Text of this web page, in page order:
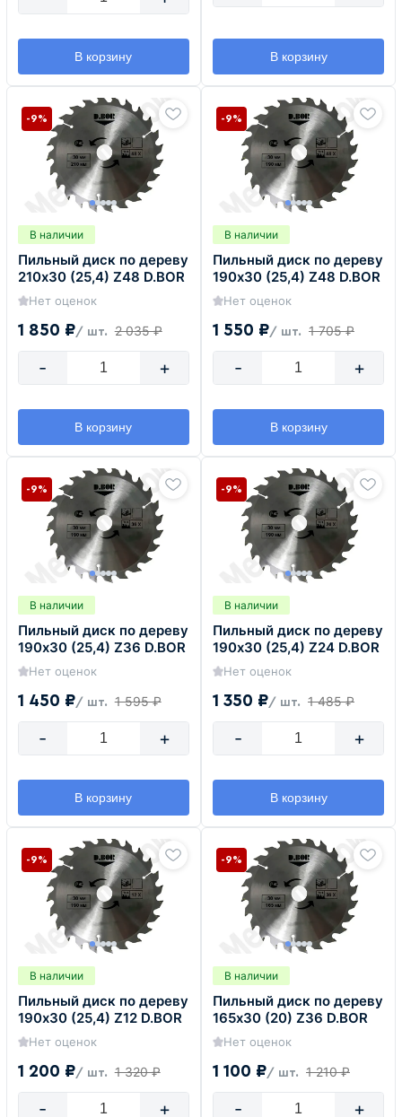
В корзину В корзину
В наличии
Пильный диск по дереву
210х30 (25,4) Z48 D.BOR
Нет оценок
1 850 ₽/ шт. 2 035 ₽
-9%
- +
В корзину
В наличии
Пильный диск по дереву
190х30 (25,4) Z48 D.BOR
Нет оценок
1 550 ₽/ шт. 1 705 ₽
-9%
- +
В корзину
В наличии
Пильный диск по дереву
190х30 (25,4) Z36 D.BOR
Нет оценок
1 450 ₽/ шт. 1 595 ₽
-9%
- +
В корзину
В наличии
Пильный диск по дереву
190х30 (25,4) Z24 D.BOR
Нет оценок
1 350 ₽/ шт. 1 485 ₽
-9%
- +
В корзину
В наличии
Пильный диск по дереву
190х30 (25,4) Z12 D.BOR
Нет оценок
1 200 ₽/ шт. 1 320 ₽
-9%
- +
В наличии
Пильный диск по дереву
165х30 (20) Z36 D.BOR
Нет оценок
1 100 ₽/ шт. 1 210 ₽
-9%
- +